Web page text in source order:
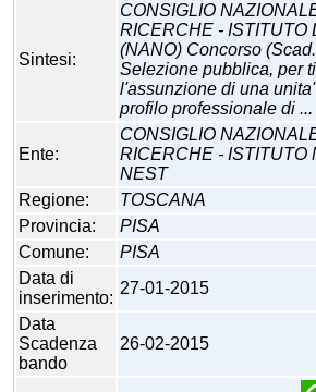
Sintesi:
CONSIGLIO
RICERCHE - ISTITUTO
(NANO) Concorso
Selezione pubblica, per
l'assunzione di una
profilo professionale di ...
Ente:
CONSIGLIO
RICERCHE - ISTITUTO
NEST
Regione:
TOSCANA
Provincia:
PISA
Comune:
PISA
Data di
inserimento:
27-01-2015
Data
Scadenza
bando
26-02-2015